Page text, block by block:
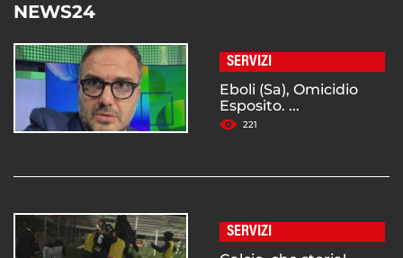
NEWS24
SERVIZI
Eboli (Sa), Omicidio
Esposito. ...
221
SERVIZI